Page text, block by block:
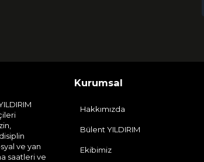
ve yan
saatleri ve
Kurumsal
Hakkımızda
Bülent YILDIRIM
Ekibimiz